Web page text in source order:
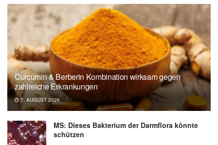
Curcumin & Berberin Kombination wirksam gegen
zahlreiche Erkrankungen
7. AUGUST 2026
MS: Dieses Bakterium der Darmflora könnte
schützen